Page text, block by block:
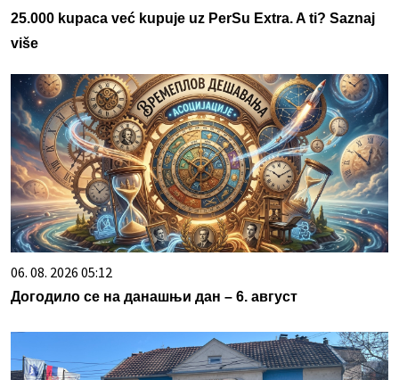
25.000 kupaca već kupuje uz PerSu Extra. A ti? Saznaj
više
06. 08. 2026 05:12
Догодило се на данашњи дан – 6. август